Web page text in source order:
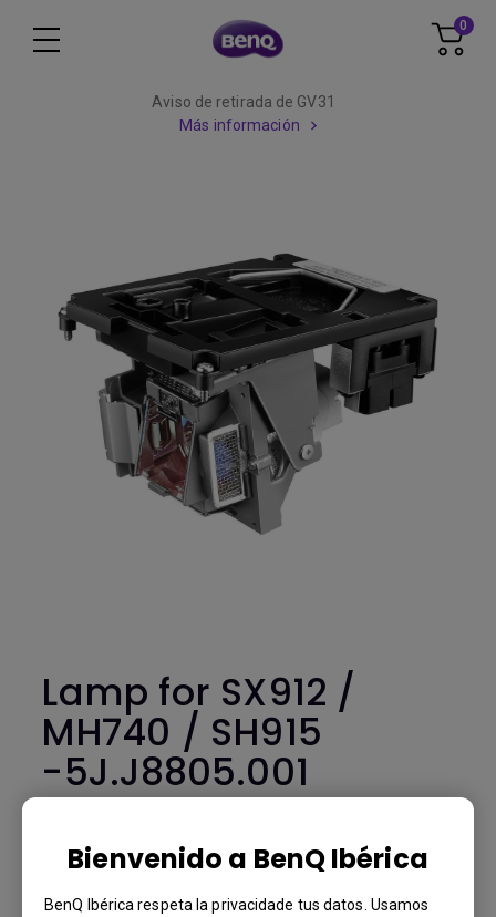
Bienvenido a BenQ Ibérica
BenQ Ibérica respeta la privacidade tus datos. Usamos
0
Aviso de retirada de GV31
Más información
Lamp for SX912 /
MH740 / SH915
-5J.J8805.001
BenQ Part Number: 5J.J8805.001